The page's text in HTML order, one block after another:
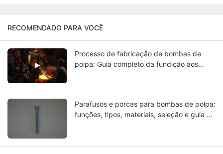
RECOMENDADO PARA VOCÊ
Processo de fabricação de bombas de
polpa: Guia completo da fundição aos
Parafusos e porcas para bombas de polpa:
funções, tipos, materiais, seleção e guia de